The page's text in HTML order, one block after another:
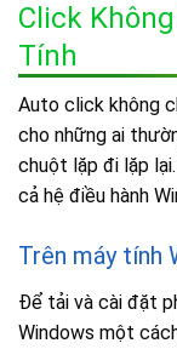
Click
Tính
Auto click không
cho những ai
chuột lặp đi lặp
cả hệ điều hành
Trên máy tính
Để tải và cài đặt
Windows một